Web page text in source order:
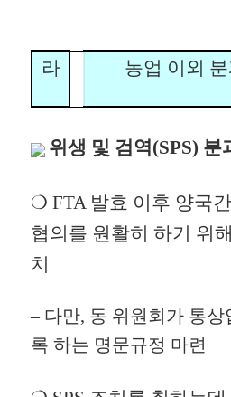
라 농업 이외
위생 및 검역(SPS) 분
❍FTA 발효 이후 양국
협의를 원활히 하기 위
치
– 다만, 동 위원회가 통상
록 하는 명문규정 마련